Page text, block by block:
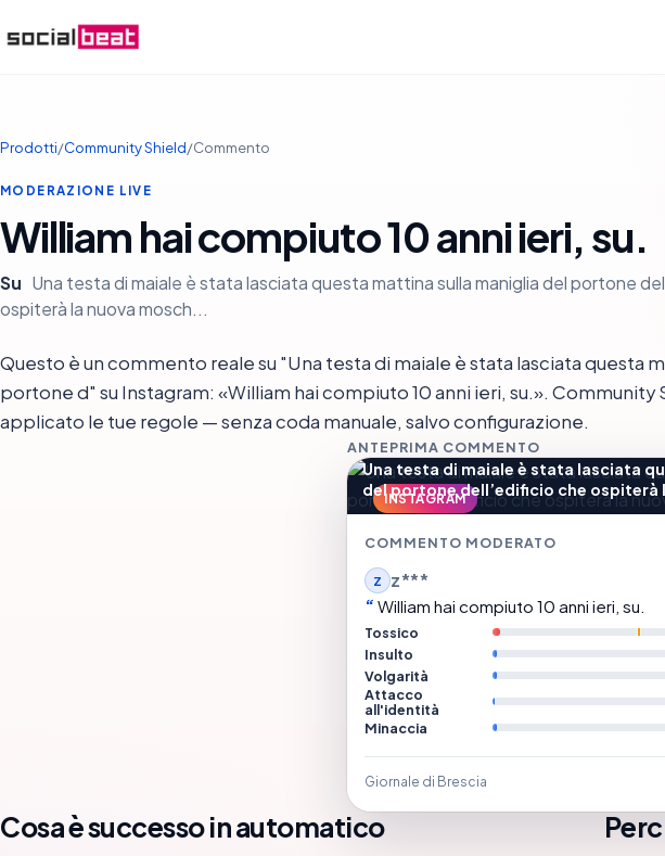
Prodotti/Community Shield/Commento
MODERAZIONE LIVE
William hai compiuto 10 anni ieri, su.
Su Una testa di maiale è stata lasciata questa mattina sulla maniglia del portone
ospiterà la nuova mosch...
Questo è un commento reale su "Una testa di maiale è stata lasciata questa
portone d" su Instagram: «William hai compiuto 10 anni ieri, su.». Community
applicato le tue regole — senza coda manuale, salvo configurazione.
ANTEPRIMA COMMENTO
INSTAGRAM
Una testa di maiale è stata lasciata
del portone dell’edificio che ospiterà
COMMENTO MODERATO
Z z***
William hai compiuto 10 anni ieri, su.
Tossico
Insulto
Volgarità
Attacco
all'identità
Minaccia
Giornale di Brescia
Cosa è successo in automatico